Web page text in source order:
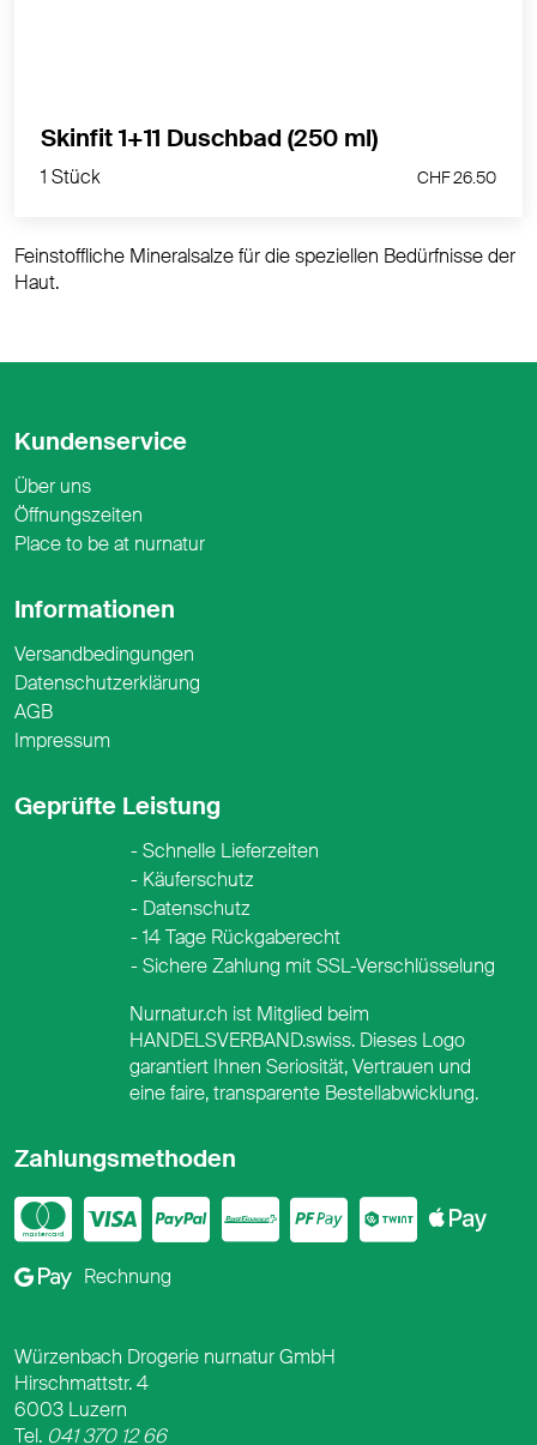
1 Stück
Skinfit 1+11 Duschbad (250 ml)
1 Stück CHF 26.50
Feinstoffliche Mineralsalze für die speziellen Bedürfnisse der
Haut.
Kundenservice
Über uns
Öffnungszeiten
Place to be at nurnatur
Informationen
Versandbedingungen
Datenschutzerklärung
AGB
Impressum
Geprüfte Leistung
Schnelle Lieferzeiten
Käuferschutz
Datenschutz
14 Tage Rückgaberecht
Sichere Zahlung mit SSL-Verschlüsselung
Zahlungsmethoden
Mastercard
VisaPayPal
PostFinance
Twint
Google Pay
Rechnung
Nurnatur.ch ist Mitglied beim
HANDELSVERBAND.swiss. Dieses Logo
garantiert Ihnen Seriosität, Vertrauen und
eine faire, transparente Bestellabwicklung.
Würzenbach Drogerie nurnatur GmbH
Hirschmattstr. 4
6003 Luzern
Tel. 041 370 12 66